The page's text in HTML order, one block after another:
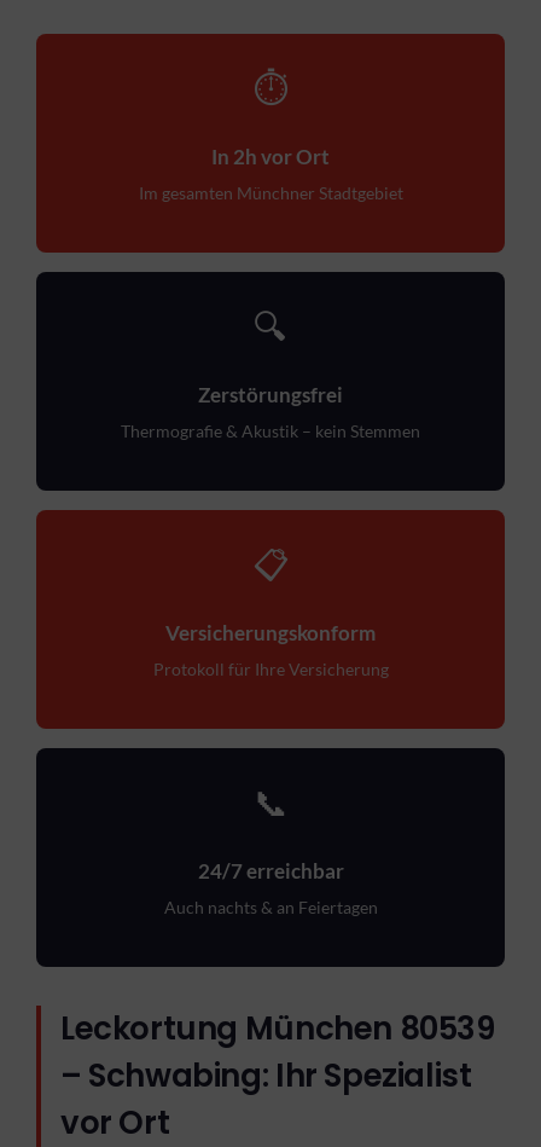
⏱
In 2h vor Ort
Im gesamten Münchner Stadtgebiet
🔍
Zerstörungsfrei
Thermografie & Akustik – kein Stemmen
📋
Versicherungskonform
Protokoll für Ihre Versicherung
📞
24/7 erreichbar
Auch nachts & an Feiertagen
Leckortung München 80539
– Schwabing: Ihr Spezialist
vor Ort